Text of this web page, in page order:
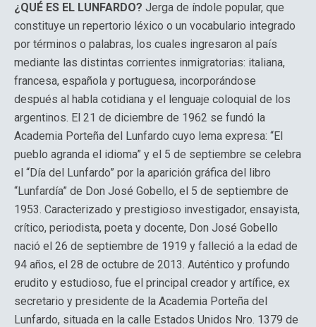
¿QUÉ ES EL LUNFARDO? Jerga de índole popular, que
constituye un repertorio léxico o un vocabulario integrado
por términos o palabras, los cuales ingresaron al país
mediante las distintas corrientes inmigratorias: italiana,
francesa, española y portuguesa, incorporándose
después al habla cotidiana y el lenguaje coloquial de los
argentinos. El 21 de diciembre de 1962 se fundó la
Academia Porteña del Lunfardo cuyo lema expresa: “El
pueblo agranda el idioma” y el 5 de septiembre se celebra
el “Día del Lunfardo” por la aparición gráfica del libro
“Lunfardía” de Don José Gobello, el 5 de septiembre de
1953. Caracterizado y prestigioso investigador, ensayista,
crítico, periodista, poeta y docente, Don José Gobello
nació el 26 de septiembre de 1919 y falleció a la edad de
94 años, el 28 de octubre de 2013. Auténtico y profundo
erudito y estudioso, fue el principal creador y artífice, ex
secretario y presidente de la Academia Porteña del
Lunfardo, situada en la calle Estados Unidos Nro. 1379 de